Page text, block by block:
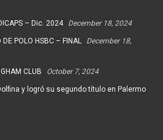
– Dic. 2024 December 18, 2024
POLO HSBC – FINAL
December 18,
CLUB October 7, 2024
y logró su segundo título en Palermo